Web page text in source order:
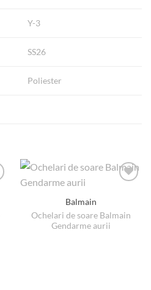
Y-3
SS26
Poliester
Balmain
Ochelari de soare Balmain
Gendarme aurii